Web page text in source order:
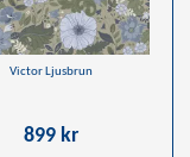
Victor Ljusbrun
899 kr